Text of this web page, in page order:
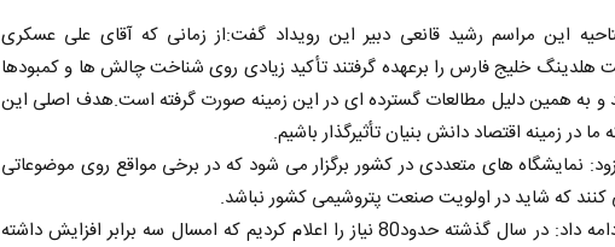
این مراسم رشید قانعی دبیر این رویداد گفت:از زمانی که آقای علی عسکری
هلدینگ خلیج فارس را برعهده گرفتند تأکید زیادی روی شناخت چالش ها و کمبودها
و به همین دلیل مطالعات گسترده ای در این زمینه صورت گرفته است.هدف اصلی این
ما در زمینه اقتصاد دانش بنیان تأثیرگذار باشیم.
نمایشگاه های متعددی در کشور برگزار می شود که در برخی مواقع روی موضوعاتی
کنند که شاید در اولویت صنعت پتروشیمی کشور نباشد.
وی ادامه داد: در سال گذشته حدود80 نیاز را اعلام کردیم که امسال سه برابر افزایش داشته